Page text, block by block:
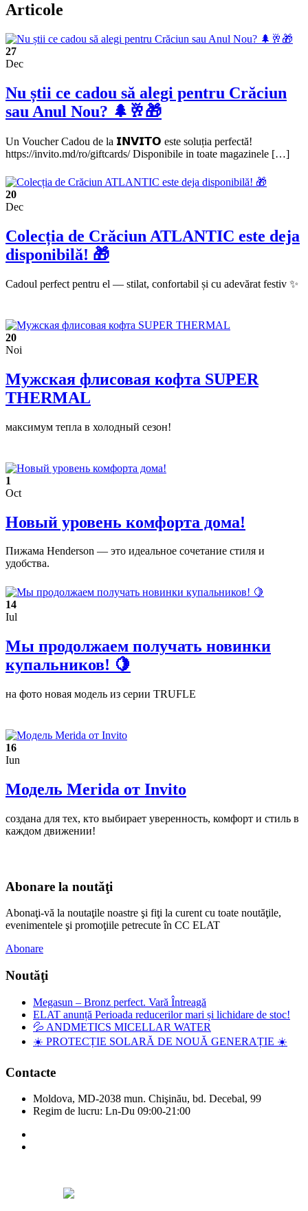
Articole
27
Dec
Nu știi ce cadou să alegi pentru Crăciun
sau Anul Nou? 🌲🥂🎁
Un Voucher Cadou de la 𝗜𝗡𝗩𝗜𝗧𝗢 este soluția perfectă!
https://invito.md/ro/giftcards/ Disponibile in toate magazinele […]
20
Dec
Colecția de Crăciun ATLANTIC este deja
disponibilă! 🎁
Cadoul perfect pentru el — stilat, confortabil și cu adevărat festiv ✨
20
Noi
Мужская флисовая кофта SUPER
THERMAL
максимум тепла в холодный сезон!
1
Oct
Новый уровень комфорта дома!
Пижама Henderson — это идеальное сочетание стиля и
удобства.
14
Iul
Мы продолжаем получать новинки
купальников! 🍋
на фото новая модель из серии TRUFLE
16
Iun
Модель Merida от Invito
создана для тех, кто выбирает уверенность, комфорт и стиль в
каждом движении!
Abonare la noutăţi
Abonaţi-vă la noutaţile noastre şi fiţi la curent cu toate noutăţile,
evenimentele şi promoţiile petrecute în CC ELAT
Abonare
Noutăţi
Megasun – Bronz perfect. Vară Întreagă
ELAT anunță Perioada reducerilor mari și lichidare de stoc!
💦 ANDMETICS MICELLAR WATER
☀️ PROTECȚIE SOLARĂ DE NOUĂ GENERAȚIE ☀️
Contacte
Moldova, MD-2038 mun. Chişinău, bd. Decebal, 99
Regim de lucru: Ln-Du 09:00-21:00